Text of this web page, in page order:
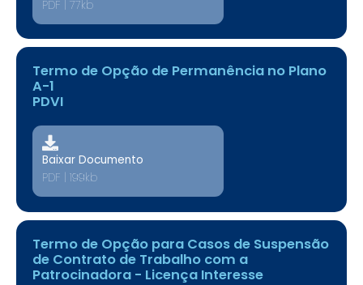
PDF | 77kb
Termo de Opção de Permanência no Plano
A-1
PDVI
Baixar Documento
PDF | 199kb
Termo de Opção para Casos de Suspensão
de Contrato de Trabalho com a
Patrocinadora - Licença Interesse